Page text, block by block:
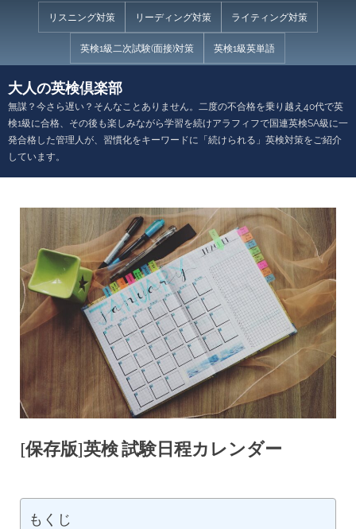
リスニング対策 リーディング対策 ライティング対策
英検1級二次試験(面接)対策 英検1級英単語
大人の英検倶楽部
無謀？今さら遅い？そんなことありません。二度の不合格を乗り越え40代で英
検1級に合格、その後も楽しみながら学習を続けアラフィフで国連英検SA級に一
発合格した管理人が、習慣化をキーワードに「続けられる」英検対策をご紹介
しています。
[保存版]英検 試験日程カレンダー
もくじ